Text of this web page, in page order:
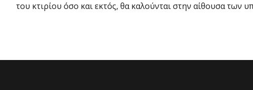
του κτιρίου όσο και εκτός, θα καλούνται στην αίθουσα των